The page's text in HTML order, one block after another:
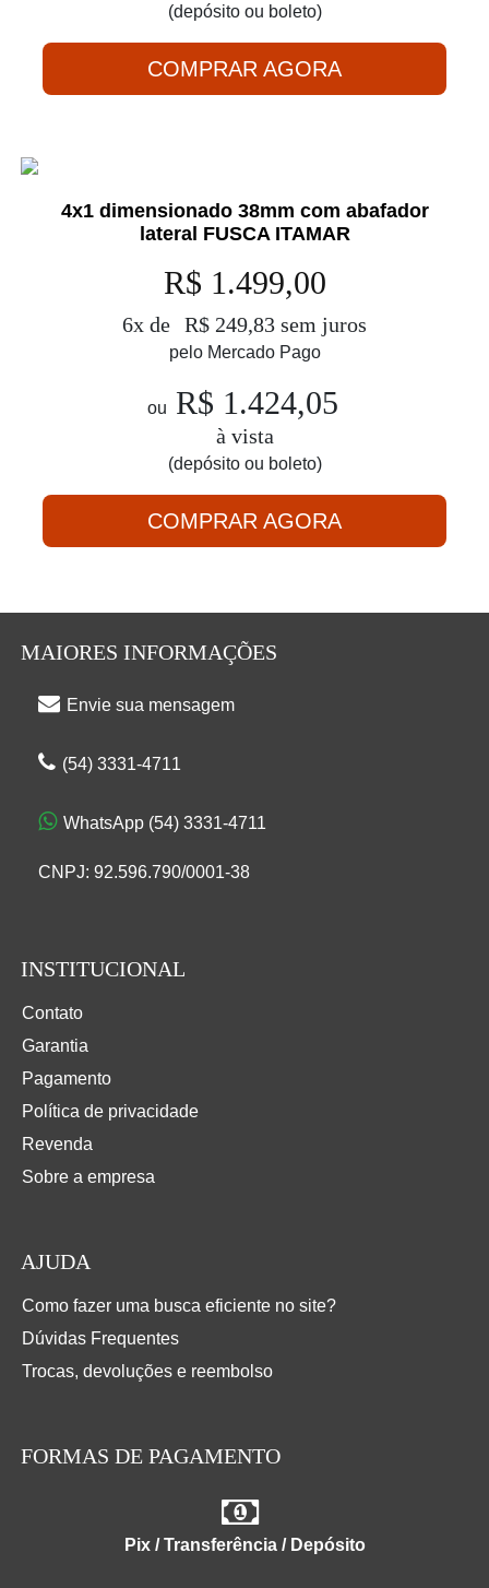
(depósito ou boleto)
COMPRAR AGORA
4x1 dimensionado 38mm com abafador
lateral FUSCA ITAMAR
R$ 1.499,00
6x de R$ 249,83 sem juros
pelo Mercado Pago
ou R$ 1.424,05
à vista
(depósito ou boleto)
COMPRAR AGORA
MAIORES INFORMAÇÕES
Envie sua mensagem
(54) 3331-4711
WhatsApp (54) 3331-4711
CNPJ: 92.596.790/0001-38
INSTITUCIONAL
Contato
Garantia
Pagamento
Política de privacidade
Revenda
Sobre a empresa
AJUDA
Como fazer uma busca eficiente no site?
Dúvidas Frequentes
Trocas, devoluções e reembolso
FORMAS DE PAGAMENTO
Pix / Transferência / Depósito